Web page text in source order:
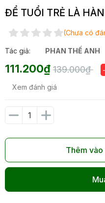
ĐỂ TUỔI TRẺ LÀ
(Chưa có
Tác giả: PHAN THẾ ANH
111.200₫ 139.000₫
Xem đánh giá
Thêm vào